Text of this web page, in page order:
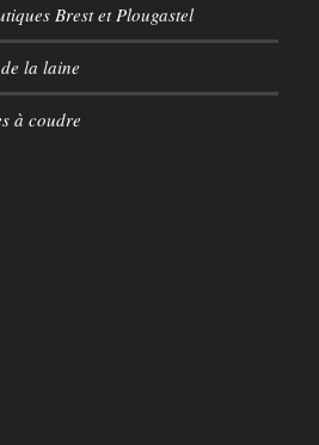
Brest et Plougastel
la laine
à coudre